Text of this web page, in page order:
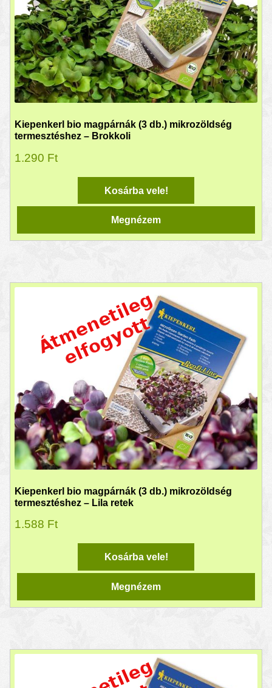
Kiepenkerl bio magpárnák (3 db.) mikrozöldség
termesztéshez – Brokkoli
1.290 Ft
Kosárba vele!
Megnézem
Kiepenkerl bio magpárnák (3 db.) mikrozöldség
termesztéshez – Lila retek
1.588 Ft
Kosárba vele!
Megnézem